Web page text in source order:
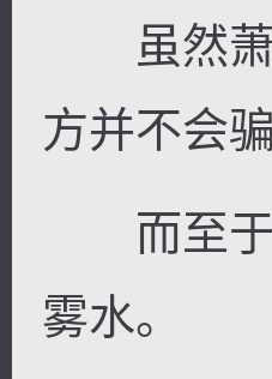
虽然萧
方并不会
而至于
雾水。